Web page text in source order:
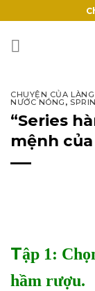
to
content
CHUYỆN CỦA
NƯỚC NÓNG ,
“Series
mệnh
Tập 1:
hầm rượu.